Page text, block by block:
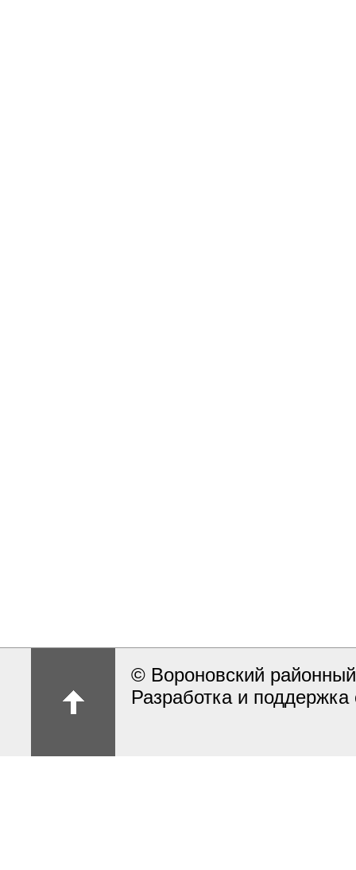
© Вороновский
Разработка и поддержка